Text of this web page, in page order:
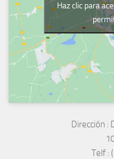
Haz clic para
Dirección :
Telf :